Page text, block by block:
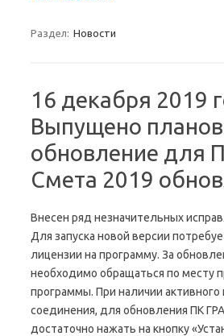
Раздел: Новости
16 декабря 2019
Выпущено
обновление для
Смета 2019
Внесен ряд незначительных
Для запуска новой версии
лицензии на программу. За
необходимо обращаться по месту
программы. При наличии активного
соединения, для обновления ПК
достаточно нажать на кнопку